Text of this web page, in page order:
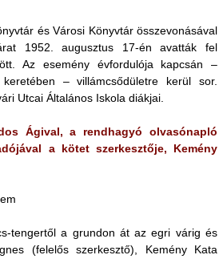
és Városi Könyvtár összevonásával
1952. augusztus 17-én avatták fel
Az esemény évfordulója kapcsán –
– villámcsődületre kerül sor.
Utcai Általános Iskola diákjai.
Ágival, a rendhagyó olvasónapló
a kötet szerkesztője, Kemény
tengertől a grundon át az egri várig és
(felelős szerkesztő), Kemény Kata